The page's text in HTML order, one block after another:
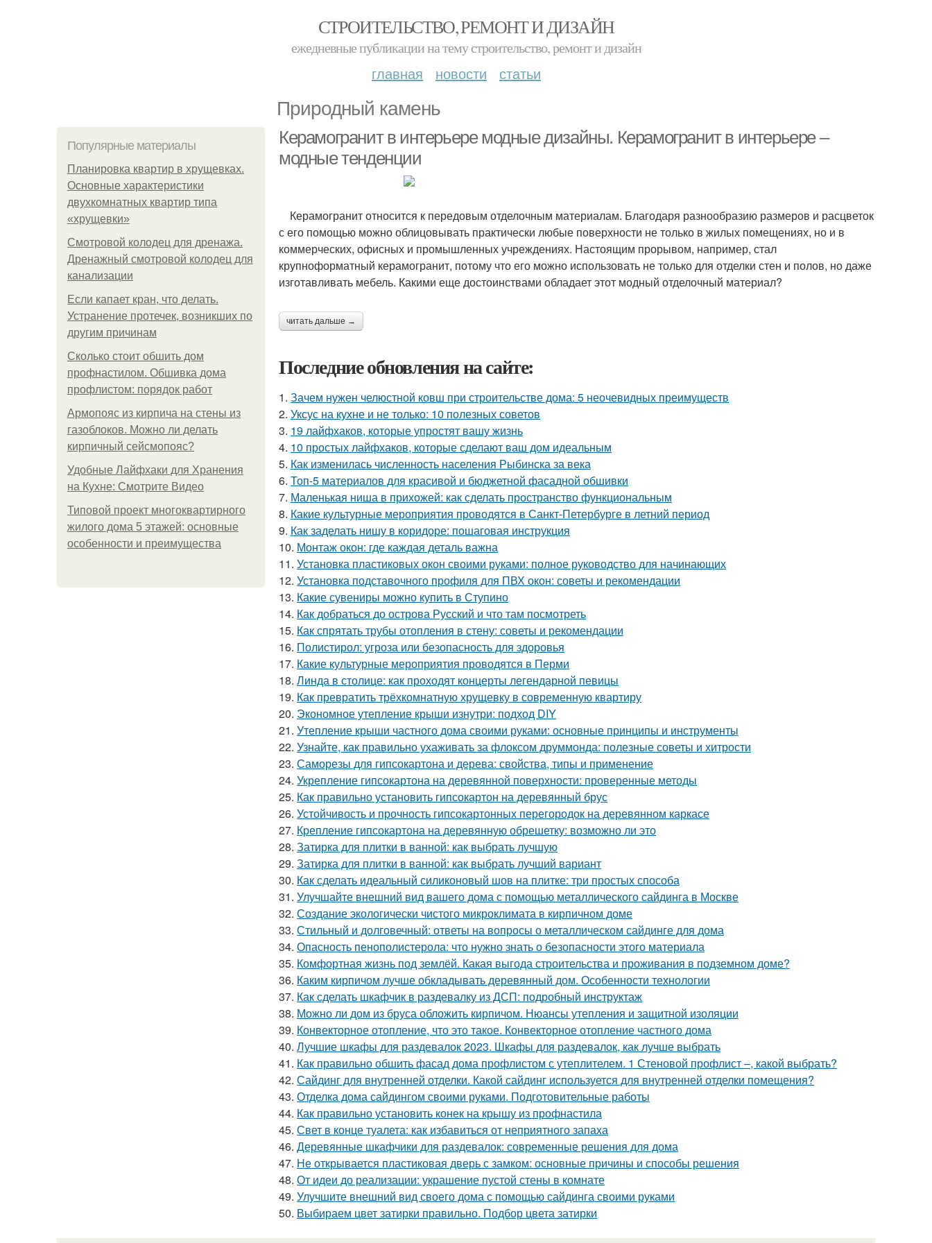
СТРОИТЕЛЬСТВО, РЕМОНТ И ДИЗАЙН
ежедневные публикации на тему строительство, ремонт и дизайн
главная новости статьи
Природный камень
Популярные материалы
Планировка квартир в хрущевках.
Основные характеристики
двухкомнатных квартир типа
«хрущевки»
Смотровой колодец для дренажа.
Дренажный смотровой колодец для
канализации
Если капает кран, что делать.
Устранение протечек, возникших по
другим причинам
Сколько стоит обшить дом
профнастилом. Обшивка дома
профлистом: порядок работ
Армопояс из кирпича на стены из
газоблоков. Можно ли делать
кирпичный сейсмопояс?
Удобные Лайфхаки для Хранения
на Кухне: Смотрите Видео
Типовой проект многоквартирного
жилого дома 5 этажей: основные
особенности и преимущества
Керамогранит в интерьере модные дизайны. Керамогранит в интерьере –
модные тенденции
Керамогранит относится к передовым отделочным материалам. Благодаря разнообразию размеров и расцветок
с его помощью можно облицовывать практически любые поверхности не только в жилых помещениях, но и в
коммерческих, офисных и промышленных учреждениях. Настоящим прорывом, например, стал
крупноформатный керамогранит, потому что его можно использовать не только для отделки стен и полов, но даже
изготавливать мебель. Какими еще достоинствами обладает этот модный отделочный материал?
читать дальше →
Последние обновления на сайте:
1. Зачем нужен челюстной ковш при строительстве дома: 5 неочевидных преимуществ
2. Уксус на кухне и не только: 10 полезных советов
3. 19 лайфхаков, которые упростят вашу жизнь
4. 10 простых лайфхаков, которые сделают ваш дом идеальным
5. Как изменилась численность населения Рыбинска за века
6. Топ-5 материалов для красивой и бюджетной фасадной обшивки
7. Маленькая ниша в прихожей: как сделать пространство функциональным
8. Какие культурные мероприятия проводятся в Санкт-Петербурге в летний период
9. Как заделать нишу в коридоре: пошаговая инструкция
10. Монтаж окон: где каждая деталь важна
11. Установка пластиковых окон своими руками: полное руководство для начинающих
12. Установка подставочного профиля для ПВХ окон: советы и рекомендации
13. Какие сувениры можно купить в Ступино
14. Как добраться до острова Русский и что там посмотреть
15. Как спрятать трубы отопления в стену: советы и рекомендации
16. Полистирол: угроза или безопасность для здоровья
17. Какие культурные мероприятия проводятся в Перми
18. Линда в столице: как проходят концерты легендарной певицы
19. Как превратить трёхкомнатную хрущевку в современную квартиру
20. Экономное утепление крыши изнутри: подход DIY
21. Утепление крыши частного дома своими руками: основные принципы и инструменты
22. Узнайте, как правильно ухаживать за флоксом друммонда: полезные советы и хитрости
23. Саморезы для гипсокартона и дерева: свойства, типы и применение
24. Укрепление гипсокартона на деревянной поверхности: проверенные методы
25. Как правильно установить гипсокартон на деревянный брус
26. Устойчивость и прочность гипсокартонных перегородок на деревянном каркасе
27. Крепление гипсокартона на деревянную обрешетку: возможно ли это
28. Затирка для плитки в ванной: как выбрать лучшую
29. Затирка для плитки в ванной: как выбрать лучший вариант
30. Как сделать идеальный силиконовый шов на плитке: три простых способа
31. Улучшайте внешний вид вашего дома с помощью металлического сайдинга в Москве
32. Создание экологически чистого микроклимата в кирпичном доме
33. Стильный и долговечный: ответы на вопросы о металлическом сайдинге для дома
34. Опасность пенополистерола: что нужно знать о безопасности этого материала
35. Комфортная жизнь под землёй. Какая выгода строительства и проживания в подземном доме?
36. Каким кирпичом лучше обкладывать деревянный дом. Особенности технологии
37. Как сделать шкафчик в раздевалку из ДСП: подробный инструктаж
38. Можно ли дом из бруса обложить кирпичом. Нюансы утепления и защитной изоляции
39. Конвекторное отопление, что это такое. Конвекторное отопление частного дома
40. Лучшие шкафы для раздевалок 2023. Шкафы для раздевалок, как лучше выбрать
41. Как правильно обшить фасад дома профлистом с утеплителем. 1 Стеновой профлист –, какой выбрать?
42. Сайдинг для внутренней отделки. Какой сайдинг используется для внутренней отделки помещения?
43. Отделка дома сайдингом своими руками. Подготовительные работы
44. Как правильно установить конек на крышу из профнастила
45. Свет в конце туалета: как избавиться от неприятного запаха
46. Деревянные шкафчики для раздевалок: современные решения для дома
47. Не открывается пластиковая дверь с замком: основные причины и способы решения
48. От идеи до реализации: украшение пустой стены в комнате
49. Улучшите внешний вид своего дома с помощью сайдинга своими руками
50. Выбираем цвет затирки правильно. Подбор цвета затирки